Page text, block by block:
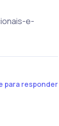
e-
para responder